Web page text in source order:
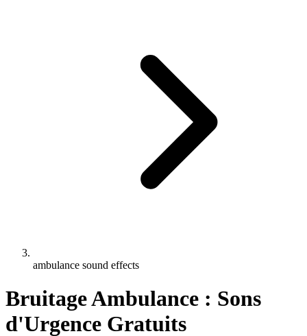
ambulance sound effects
Bruitage Ambulance : Sons
d'Urgence Gratuits